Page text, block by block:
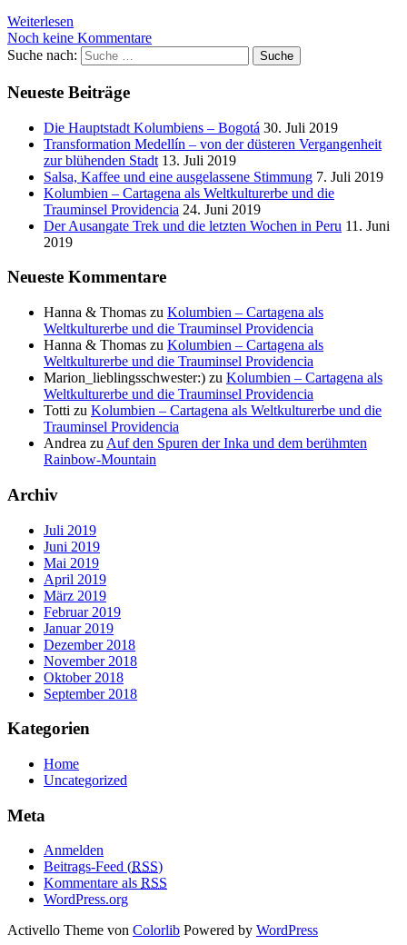
Weiterlesen
Noch keine Kommentare
Suche nach:
Suche
Neueste Beiträge
Die Hauptstadt Kolumbiens – Bogotá 30. Juli 2019
Transformation Medellín – von der düsteren Vergangenheit
zur blühenden Stadt 13. Juli 2019
Salsa, Kaffee und eine ausgelassene Stimmung 7. Juli 2019
Kolumbien – Cartagena als Weltkulturerbe und die
Trauminsel Providencia 24. Juni 2019
Der Ausangate Trek und die letzten Wochen in Peru 11. Juni
2019
Neueste Kommentare
Hanna & Thomas zu Kolumbien – Cartagena als
Weltkulturerbe und die Trauminsel Providencia
Hanna & Thomas zu Kolumbien – Cartagena als
Weltkulturerbe und die Trauminsel Providencia
Marion_lieblingsschwester:) zu Kolumbien – Cartagena als
Weltkulturerbe und die Trauminsel Providencia
Totti zu Kolumbien – Cartagena als Weltkulturerbe und die
Trauminsel Providencia
Andrea zu Auf den Spuren der Inka und dem berühmten
Rainbow-Mountain
Archiv
Juli 2019
Juni 2019
Mai 2019
April 2019
März 2019
Februar 2019
Januar 2019
Dezember 2018
November 2018
Oktober 2018
September 2018
Kategorien
Home
Uncategorized
Meta
Anmelden
Beitrags-Feed (RSS)
Kommentare als RSS
WordPress.org
Activello Theme von Colorlib Powered by WordPress